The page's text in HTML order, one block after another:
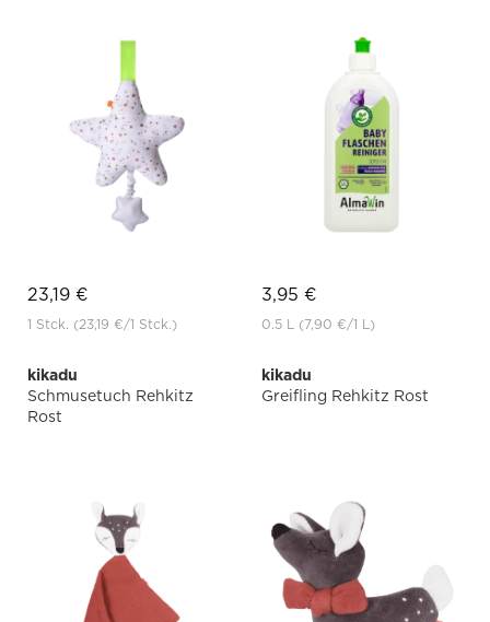
23,19 €
1 Stck. (23,19 €/1 Stck.)
3,95 €
0.5 L (7,90 €/1 L)
kikadu
Schmusetuch Rehkitz
Rost
kikadu
Greifling Rehkitz Rost